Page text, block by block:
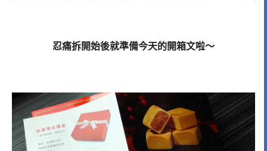
忍痛拆開始後就準備今天的開箱文啦～